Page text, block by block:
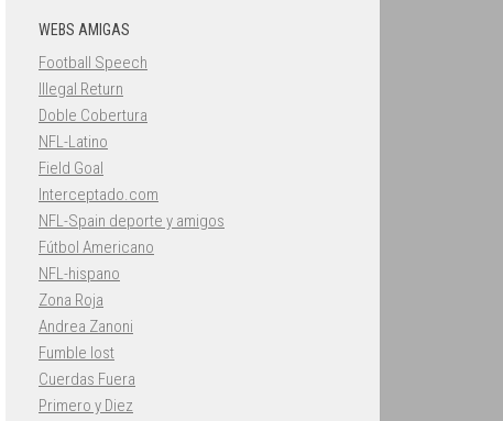
WEBS AMIGAS
Football Speech
Illegal Return
Doble Cobertura
NFL-Latino
Field Goal
Interceptado.com
NFL-Spain deporte y amigos
Fútbol Americano
NFL-hispano
Zona Roja
Andrea Zanoni
Fumble lost
Cuerdas Fuera
Primero y Diez